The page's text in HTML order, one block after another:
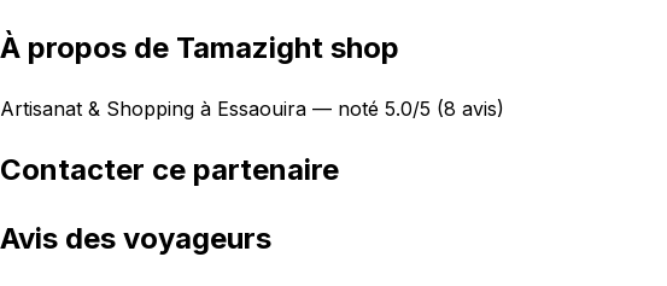
À propos de Tamazight shop
Artisanat & Shopping à Essaouira — noté 5.0/5 (8 avis)
Contacter ce partenaire
Avis des voyageurs